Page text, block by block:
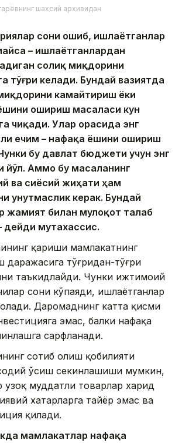
шахсий архивидан
сони ошиб, ишлаётганлар
– ишлаётганлардан
солиқ миқдорини
тўғри келади. Бундай вазиятда
камайтириш ёки
ошириш масаласи кун
чиқади. Улар орасида энг
ечим – нафақа ёшини ошириш
бу давлат бюджети учун энг
йўл. Аммо бу масаланинг
ва сиёсий жиҳати ҳам
унутмаслик керак. Бундай
жамият билан мулоқот талаб
дейди мутахассис.
қариши мамлакатнинг
тўғридан-тўғри
таъкидлайди. Чунки ижтимоий
сони кўпаяди, ишлаётганлар
Даромаднинг катта қисми
эмас, балки нафақа
сарфланади.
сотиб олиш қобилияти
ўсиш секинлашиши мумкин,
узоқ муддатли товарлар харид
хатарларга тайёр эмас ва
қилади.
мамлакатлар нафақа